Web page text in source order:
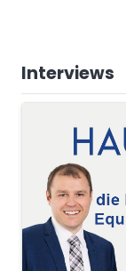
Interviews